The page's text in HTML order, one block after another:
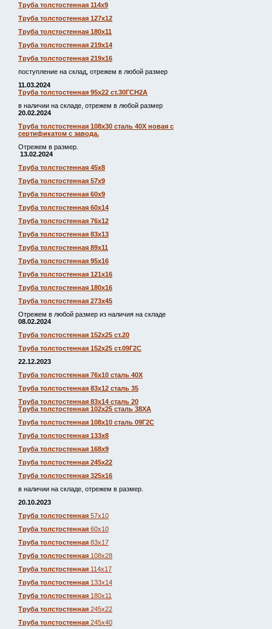
Труба толстостенная 114х9
Труба толстостенная 127х12
Труба толстостенная 180х11
Труба толстостенная 219х14
Труба толстостенная 219х16
поступление на склад, отрежем в любой размер
11.03.2024
Труба толстостенная 95х22 ст.30ГСН2А
в наличии на складе, отрежем в любой размер
20.02.2024
Труба толстостенная 108х30 сталь 40Х новая с
сертификатом с завода.
Отрежем в размер.
13.02.2024
Труба толстостенная 45х8
Труба толстостенная 57х9
Труба толстостенная 60х9
Труба толстостенная 60х14
Труба толстостенная 76х12
Труба толстостенная 83х13
Труба толстостенная 89х11
Труба толстостенная 95х16
Труба толстостенная 121х16
Труба толстостенная 180х16
Труба толстостенная 273х45
Отрежем в любой размер из наличия на складе
08.02.2024
Труба толстостенная 152х25 ст.20
Труба толстостенная 152х25 ст.09Г2С
22.12.2023
Труба толстостенная 76х10 сталь 40Х
Труба толстостенная 83х12 сталь 35
Труба толстостенная 83х14 сталь 20
Труба толстостенная 102х25 сталь 38ХА
Труба толстостенная 108х10 сталь 09Г2С
Труба толстостенная 133х8
Труба толстостенная 168х9
Труба толстостенная 245х22
Труба толстостенная 325х16
в наличии на складе, отрежем в размер.
20.10.2023
Труба толстостенная 57х10
Труба толстостенная 60х10
Труба толстостенная 83х17
Труба толстостенная 108х28
Труба толстостенная 114х17
Труба толстостенная 133х14
Труба толстостенная 180х11
Труба толстостенная 245х22
Труба толстостенная 245х40